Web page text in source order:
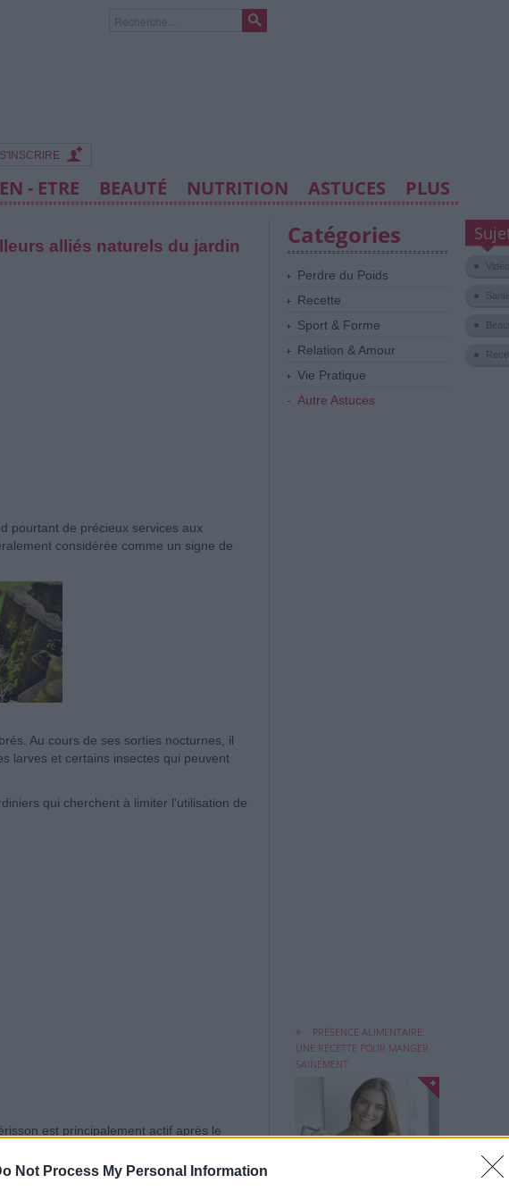
Not Process My Personal Information
S'INSCRIRE
- ETRE BEAUTÉ NUTRITION ASTUCES PLUS
alliés naturels du jardin
pourtant de précieux services aux
considérée comme un signe de
Au cours de ses sorties nocturnes, il
larves et certains insectes qui peuvent
qui cherchent à limiter l'utilisation de
est principalement actif après le
plusieurs centaines de mètres à la
les haies, les massifs et les potagers
Catégories
Perdre du Poids
Recette
Sport & Forme
Relation & Amour
Vie Pratique
Autre Astuces
PRÉSENCE ALIMENTAIRE:
UNE RECETTE POUR MANGER
SAINEMENT
Témoignage d'une
Santé